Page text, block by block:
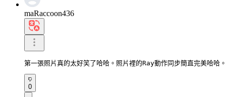
maRaccoon436
第一張照片真的太好笑了哈哈。照片裡的Ray動作同步簡直完美哈哈。
0